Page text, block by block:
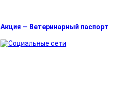
Акция — Ветеринарный паспорт